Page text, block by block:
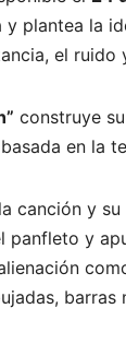
plantea la
el ruido
construye
en la
canción y su
y
barras